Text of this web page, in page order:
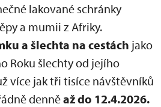
lakované schránky
a mumii z Afriky.
a šlechta na cestách jako
Roku šlechty od jejího
více jak tři tisíce návštěvníků
denněaž do 12.4.2026.